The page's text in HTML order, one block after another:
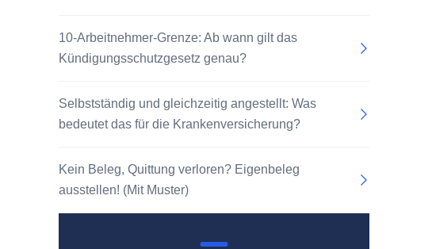
10-Arbeitnehmer-Grenze: Ab wann gilt das
Kündigungsschutzgesetz genau?
Selbstständig und gleichzeitig angestellt: Was
bedeutet das für die Krankenversicherung?
Kein Beleg, Quittung verloren? Eigenbeleg
ausstellen! (Mit Muster)